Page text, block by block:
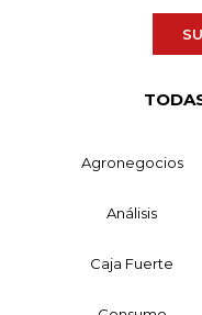
Agronegocios
Análisis
Caja Fuerte